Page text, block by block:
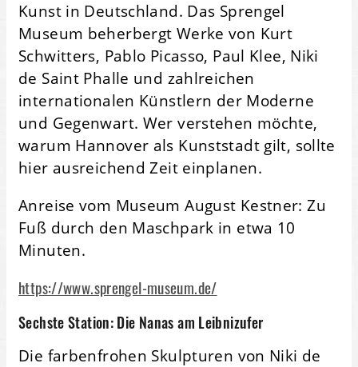
Kunst in Deutschland. Das Sprengel
Museum beherbergt Werke von Kurt
Schwitters, Pablo Picasso, Paul Klee, Niki
de Saint Phalle und zahlreichen
internationalen Künstlern der Moderne
und Gegenwart. Wer verstehen möchte,
warum Hannover als Kunststadt gilt, sollte
hier ausreichend Zeit einplanen.
Anreise vom Museum August Kestner: Zu
Fuß durch den Maschpark in etwa 10
Minuten.
https://www.sprengel-museum.de/
Sechste Station: Die Nanas am Leibnizufer
Die farbenfrohen Skulpturen von Niki de